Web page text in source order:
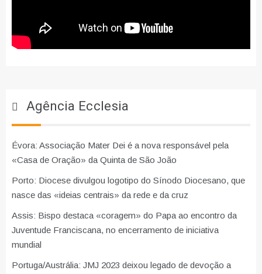
Agência Ecclesia
Évora: Associação Mater Dei é a nova responsável pela
«Casa de Oração» da Quinta de São João
Porto: Diocese divulgou logotipo do Sínodo Diocesano, que
nasce das «ideias centrais» da rede e da cruz
Assis: Bispo destaca «coragem» do Papa ao encontro da
Juventude Franciscana, no encerramento de iniciativa
mundial
Portuga/Austrália: JMJ 2023 deixou legado de devoção a